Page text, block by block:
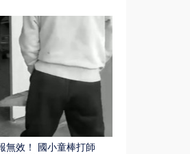
無效！ 國小童棒打師